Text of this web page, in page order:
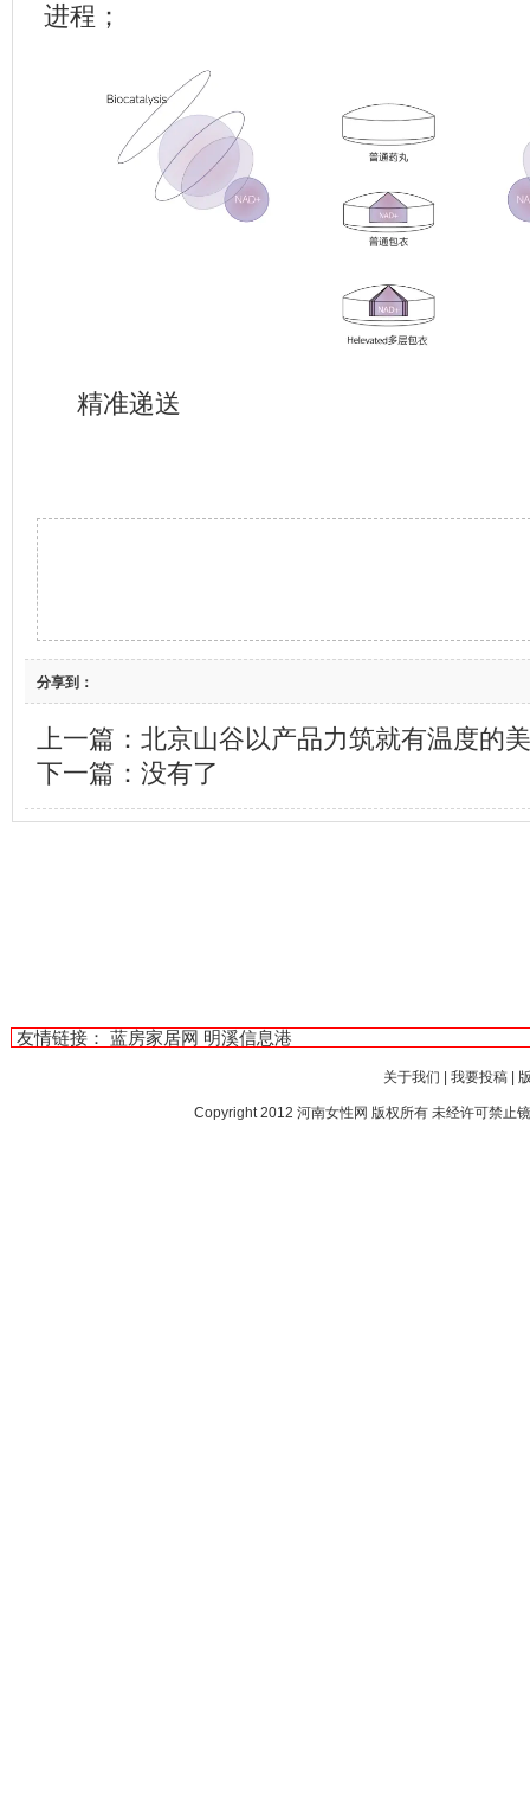
进程；
精准递送
分享到：
上一篇： 北京山谷以产品力筑就有温度的
下一篇：没有了
友情链接： 蓝房家居网 明溪信息港
关于我们 | 我要投稿|
Copyright 2012 河南女性网 版权所有 未经许可禁止